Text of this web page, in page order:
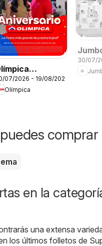
textil y
07/2026 - 19/08/2026
Olímpica
30/07/
en la
una extensa
los últimos folletos de